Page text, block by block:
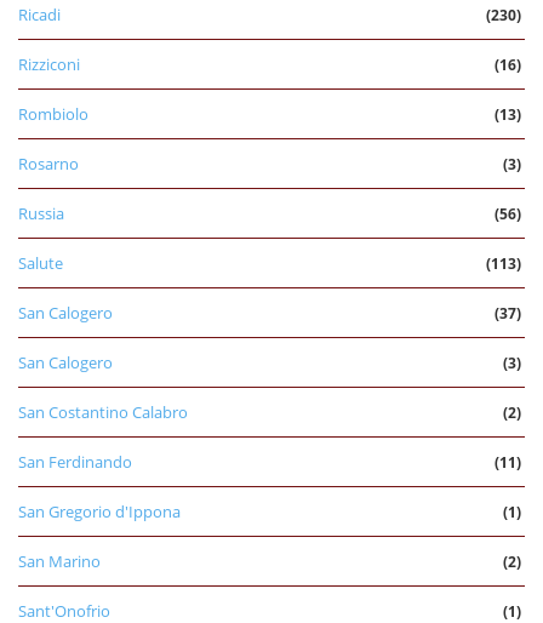
Ricadi (230)
Rizziconi (16)
Rombiolo (13)
Rosarno (3)
Russia (56)
Salute (113)
San Calogero (37)
San Calogero (3)
San Costantino Calabro (2)
San Ferdinando (11)
San Gregorio d'Ippona (1)
San Marino (2)
Sant'Onofrio (1)